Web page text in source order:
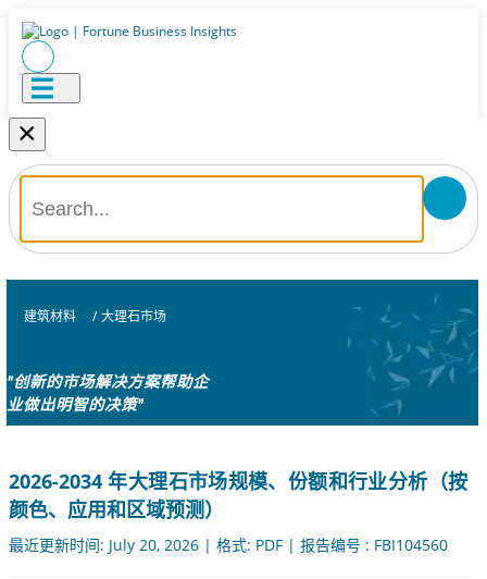
×
建筑材料 / 大理石市场
"创新的市场解决方案帮助企
业做出明智的决策"
2026-2034 年大理石市场规模、份额和行业分析（按
颜色、应用和区域预测）
最近更新时间: July 20, 2026 | 格式: PDF | 报告编号 : FBI104560